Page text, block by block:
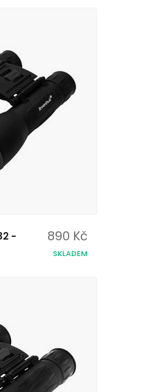
-
890 Kč
SKLADEM